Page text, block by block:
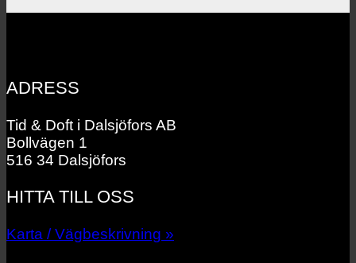
ADRESS
Tid & Doft i Dalsjöfors AB
Bollvägen 1
516 34 Dalsjöfors
HITTA TILL OSS
Karta / Vägbeskrivning »